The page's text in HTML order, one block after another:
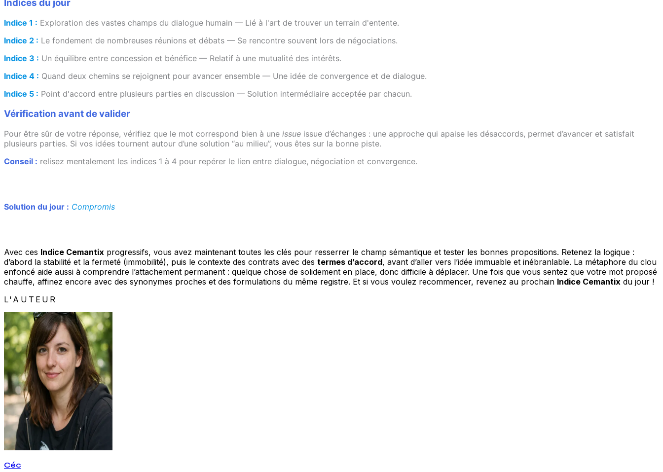
Indices du jour
Indice 1 : Exploration des vastes champs du dialogue humain — Lié à l'art de trouver un terrain d'entente.
Indice 2 : Le fondement de nombreuses réunions et débats — Se rencontre souvent lors de négociations.
Indice 3 : Un équilibre entre concession et bénéfice — Relatif à une mutualité des intérêts.
Indice 4 : Quand deux chemins se rejoignent pour avancer ensemble — Une idée de convergence et de dialogue.
Indice 5 : Point d'accord entre plusieurs parties en discussion — Solution intermédiaire acceptée par chacun.
Vérification avant de valider
Pour être sûr de votre réponse, vérifiez que le mot correspond bien à une issue issue d’échanges : une approche qui apaise les désaccords, permet d’avancer et satisfait
plusieurs parties. Si vos idées tournent autour d’une solution “au milieu”, vous êtes sur la bonne piste.
Conseil : relisez mentalement les indices 1 à 4 pour repérer le lien entre dialogue, négociation et convergence.
Solution du jour : Compromis
Avec ces Indice Cemantix progressifs, vous avez maintenant toutes les clés pour resserrer le champ sémantique et tester les bonnes propositions. Retenez la logique :
d’abord la stabilité et la fermeté (immobilité), puis le contexte des contrats avec des termes d’accord, avant d’aller vers l’idée immuable et inébranlable. La métaphore du clou
enfoncé aide aussi à comprendre l’attachement permanent : quelque chose de solidement en place, donc difficile à déplacer. Une fois que vous sentez que votre mot proposé
chauffe, affinez encore avec des synonymes proches et des formulations du même registre. Et si vous voulez recommencer, revenez au prochain Indice Cemantix du jour !
L'AUTEUR
Céc